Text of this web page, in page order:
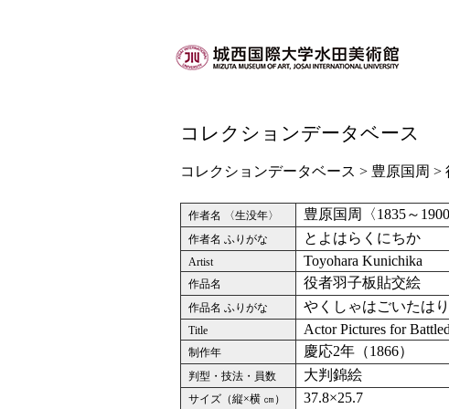
コレクションデータベース
コレクションデータベース > 豊原国周 >
作者名 〈生没年〉 豊原国周〈1835～1900
作者名 ふりがな とよはらくにちか
Artist Toyohara Kunichika
作品名 役者羽子板貼交絵
作品名 ふりがな やくしゃはごいたは
Title Actor Pictures for
制作年 慶応2年（1866）
判型・技法・員数 大判錦絵
サイズ（縦×横 ㎝） 37.8×25.7